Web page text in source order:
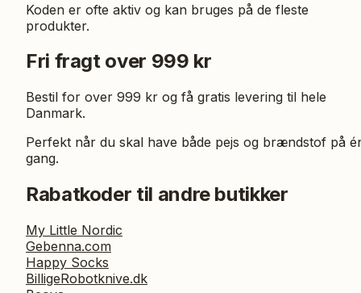
Koden er ofte aktiv og kan bruges på de fleste
produkter.
Fri fragt over 999 kr
Bestil for over 999 kr og få gratis levering til hele
Danmark.
Perfekt når du skal have både pejs og brændstof på
gang.
Rabatkoder til andre butikker
My Little Nordic
Gebenna.com
Happy Socks
BilligeRobotknive.dk